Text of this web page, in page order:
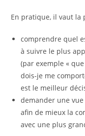
En pratique, il vaut la
comprendre quel
à suivre le plus
(par exemple «
dois-je me
est le meilleur
demander une vue
afin de mieux la
avec une plus